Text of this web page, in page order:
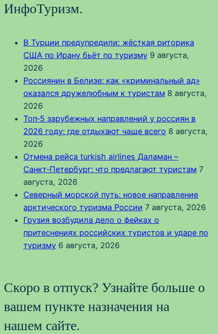
ИнфоТуризм.
В Турции предупредили: жёсткая риторика
США по Ирану бьёт по туризму 9 августа,
2026
Россиянин в Белизе: как «криминальный ад»
оказался дружелюбным к туристам 8 августа,
2026
Топ‑5 зарубежных направлений у россиян в
2026 году: где отдыхают чаще всего 8 августа,
2026
Отмена рейса turkish airlines Даламан –
Санкт‑Петербург: что предлагают туристам 7
августа, 2026
Северный морской путь: новое направление
арктического туризма России 7 августа, 2026
Грузия возбудила дело о фейках о
притеснениях российских туристов и ударе по
туризму 6 августа, 2026
Скоро в отпуск? Узнайте больше о
вашем пункте назначения на
нашем сайте.